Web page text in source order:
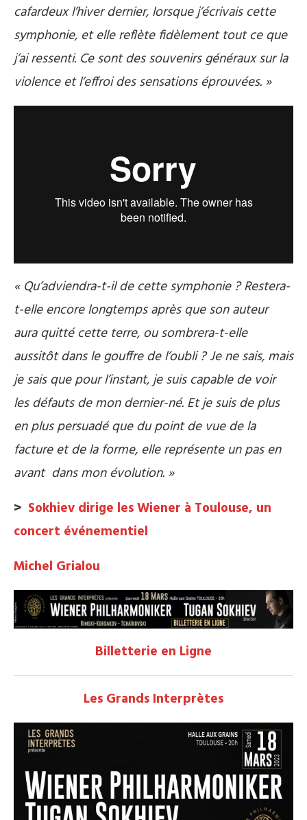
cafardeux l’hiver dernier, lorsque j’écrivais cette
symphonie, et elle reflète fidèlement tout ce que
j’ai ressenti. Ce sont des souvenirs généraux sur la
violence et l’effroi des sensations éprouvées. »
« Qu’adviendra-t-il de cette symphonie ? Restera-
t-elle encore longtemps après que son auteur
aura quitté cette terre, ou sombrera-t-elle
aussitôt dans le gouffre de l’oubli ? Je ne sais, mais
je sais que pour l’instant, je suis capable de voir
les défauts de mon dernier-né. Et je suis de plus
en plus persuadé que du point de vue de la
facture et de la forme, elle représente un pas en
avant dans mon évolution. »
> Sokhiev dirige les Wiener à Toulouse, un
concert événementiel
Michel Grialou
Billetterie en Ligne
Les Grands Interprètes